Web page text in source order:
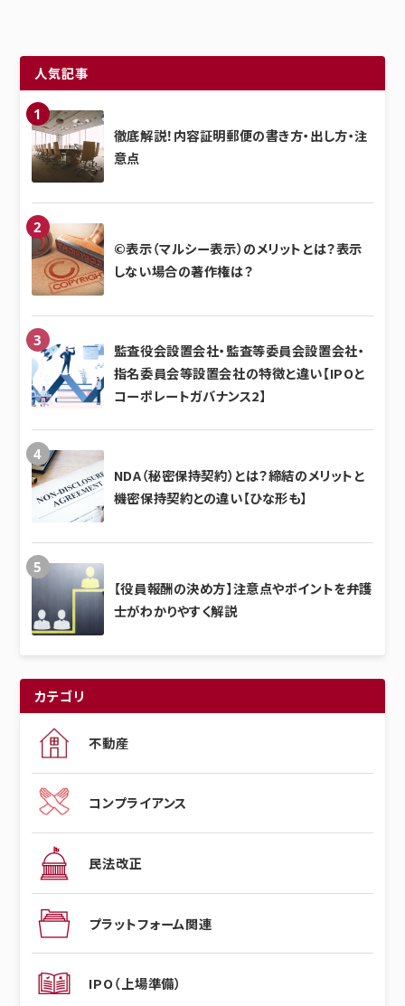
人気記事
徹底解説！内容証明郵便の書き方・出し方・注
意点
©表示（マルシー表示）のメリットとは？表示
しない場合の著作権は？
監査役会設置会社・監査等委員会設置会社・
指名委員会等設置会社の特徴と違い【IPOと
コーポレートガバナンス2】
NDA（秘密保持契約）とは？締結のメリットと
機密保持契約との違い【ひな形も】
【役員報酬の決め方】注意点やポイントを弁護
士がわかりやすく解説
カテゴリ
不動産
コンプライアンス
民法改正
プラットフォーム関連
IPO（上場準備）